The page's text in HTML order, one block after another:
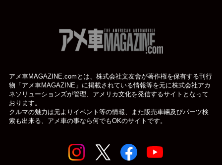
アメ車MAGAZINE.comとは、株式会社文友舎が著作権を保有する刊行
物「アメ車MAGAZINE」に掲載されている情報等を元に株式会社アカ
ネソリューションズが管理、アメリカ文化を発信するサイトとなって
おります。
クルマの魅力は元よりイベント等の情報、また販売車輛及びパーツ検
索も出来る、アメ車の事なら何でもOKのサイトです。